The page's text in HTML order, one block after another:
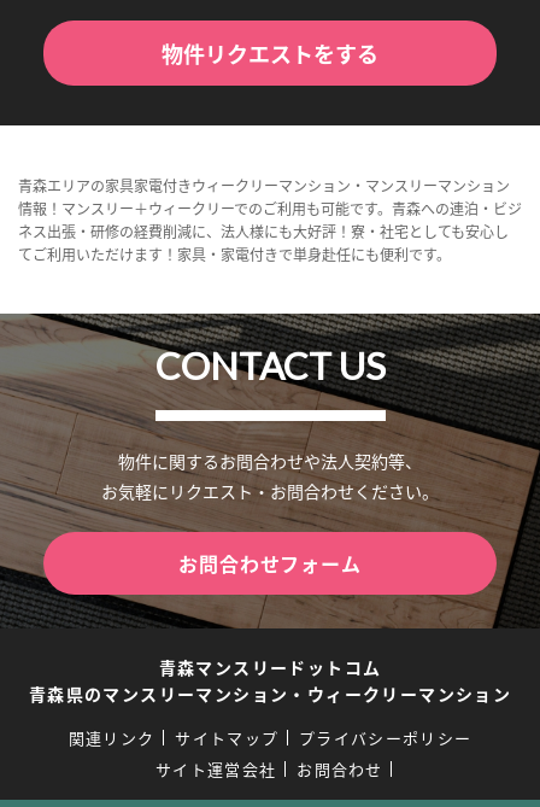
物件リクエストをする
青森エリアの家具家電付きウィークリーマンション・マンスリーマンション
情報！マンスリー＋ウィークリーでのご利用も可能です。青森への連泊・ビジ
ネス出張・研修の経費削減に、法人様にも大好評！寮・社宅としても安心し
てご利用いただけます！家具・家電付きで単身赴任にも便利です。
CONTACT US
物件に関するお問合わせや法人契約等、
お気軽にリクエスト・お問合わせください。
お問合わせフォーム
青森マンスリードットコム
青森県のマンスリーマンション・ウィークリーマンション
関連リンク サイトマップ
プライバシーポリシー
サイト運営会社
お問合わせ